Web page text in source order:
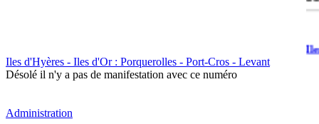
Iles d'Hyères - Iles d'Or : Porquerolles - Port-Cros - Levant
Désolé il n'y a pas de manifestation avec ce numéro
Administration